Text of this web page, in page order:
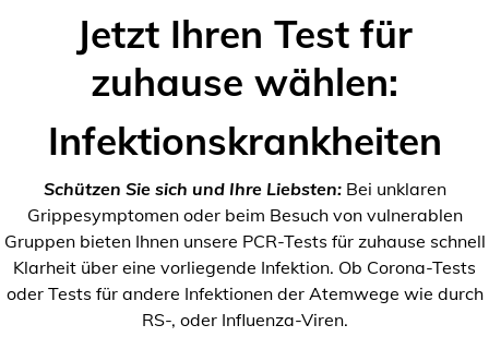
Jetzt Ihren Test für
zuhause wählen:
Infektionskrankheiten
Schützen Sie sich und Ihre Liebsten:Bei unklaren
Grippesymptomen oder beim Besuch von vulnerablen
Gruppen bieten Ihnen unsere PCR-Tests für zuhause schnell
Klarheit über eine vorliegende Infektion. Ob Corona-Tests
oder Tests für andere Infektionen der Atemwege wie durch
RS-, oder Influenza-Viren.